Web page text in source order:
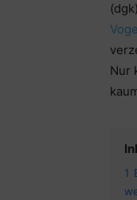
Nur
1